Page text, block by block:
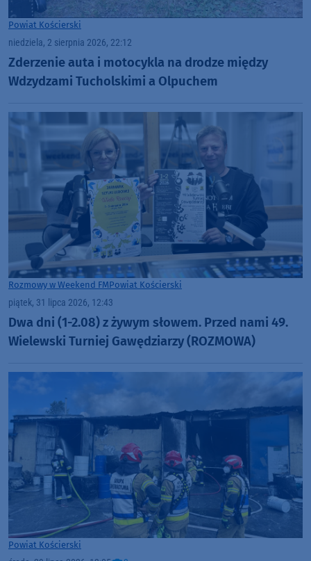
Powiat Kościerski
niedziela, 2 sierpnia 2026, 22:12
Zderzenie auta i motocykla na drodze między
Wdzydzami Tucholskimi a Olpuchem
Rozmowy w Weekend FMPowiat Kościerski
piątek, 31 lipca 2026, 12:43
Dwa dni (1-2.08) z żywym słowem. Przed nami 49.
Wielewski Turniej Gawędziarzy (ROZMOWA)
Powiat Kościerski